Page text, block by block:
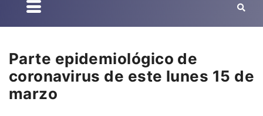
Parte epidemiológico de
coronavirus de este lunes 15 de
marzo